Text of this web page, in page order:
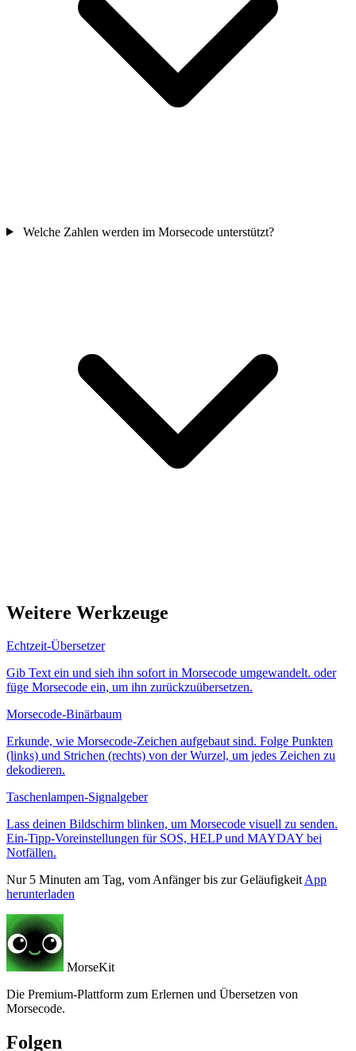
Welche Zahlen werden im Morsecode unterstützt?
Weitere Werkzeuge
Echtzeit-Übersetzer
Gib Text ein und sieh ihn sofort in Morsecode umgewandelt. oder
füge Morsecode ein, um ihn zurückzuübersetzen.
Morsecode-Binärbaum
Erkunde, wie Morsecode-Zeichen aufgebaut sind. Folge Punkten
(links) und Strichen (rechts) von der Wurzel, um jedes Zeichen zu
dekodieren.
Taschenlampen-Signalgeber
Lass deinen Bildschirm blinken, um Morsecode visuell zu senden.
Ein-Tipp-Voreinstellungen für SOS, HELP und MAYDAY bei
Notfällen.
Nur 5 Minuten am Tag, vom Anfänger bis zur GeläufigkeitApp
herunterladen
MorseKit
Die Premium-Plattform zum Erlernen und Übersetzen von
Morsecode.
Folgen